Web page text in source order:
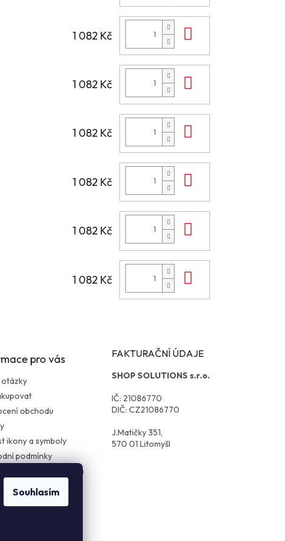
Souhlasím
1 082 Kč
1 082 Kč
1 082 Kč
1 082 Kč
1 082 Kč
1 082 Kč
pro vás
obchodu
ikony a symboly
podmínky
ochrany osobních
vrácení zboží
FAKTURAČNÍ ÚDAJE
SHOP SOLUTIONS s.r.o.
IČ: 21086770
DIČ: CZ21086770
J.Matičky 351,
570 01 Litomyšl